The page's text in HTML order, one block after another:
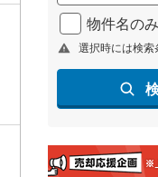
物件名の
選択時には検